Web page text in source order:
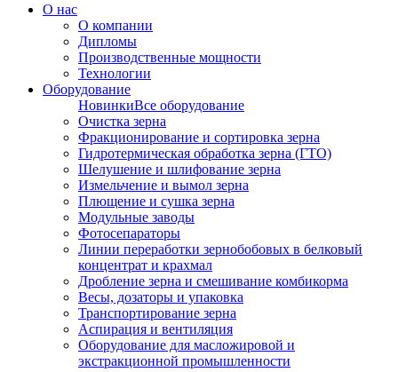
О нас
О компании
Дипломы
Производственные мощности
Технологии
Оборудование
НовинкиВсе оборудование
Очистка зерна
Фракционирование и сортировка зерна
Гидротермическая обработка зерна (ГТО)
Шелушение и шлифование зерна
Измельчение и вымол зерна
Плющение и сушка зерна
Модульные заводы
Фотосепараторы
Линии переработки зернобобовых в белковый
концентрат и крахмал
Дробление зерна и смешивание комбикорма
Весы, дозаторы и упаковка
Транспортирование зерна
Аспирация и вентиляция
Оборудование для масложировой и
экстракционной промышленности